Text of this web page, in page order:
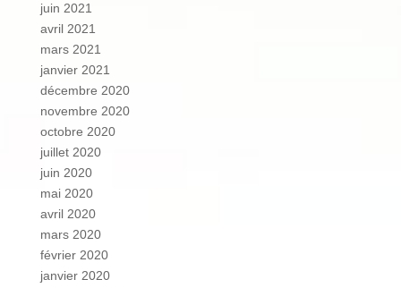
juin 2021
avril 2021
mars 2021
janvier 2021
décembre 2020
novembre 2020
octobre 2020
juillet 2020
juin 2020
mai 2020
avril 2020
mars 2020
février 2020
janvier 2020